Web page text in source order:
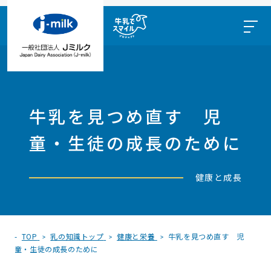
牛乳を見つめ直す 児
童・生徒の成長のために
健康と成長
TOP 乳の知識トップ 健康と栄養
牛乳を見つめ直す 児
童・生徒の成長のために